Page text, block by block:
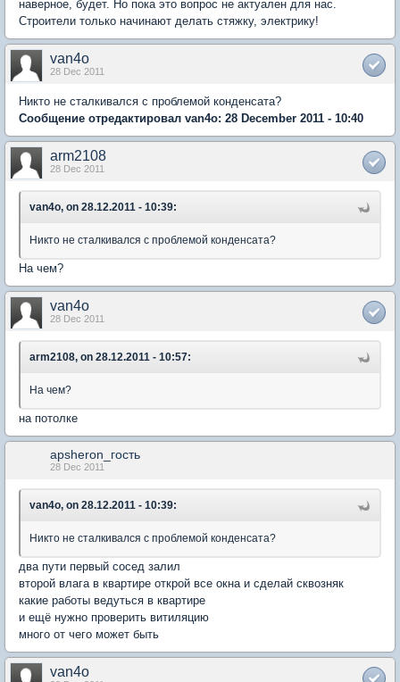
наверное, будет. Но пока это вопрос не актуален для нас.
Строители только начинают делать стяжку, электрику!
van4o
28 Dec 2011
Никто не сталкивался с проблемой конденсата?
Сообщение отредактировал van4o: 28 December 2011 - 10:40
arm2108
28 Dec 2011
van4o, on 28.12.2011 - 10:39:
Никто не сталкивался с проблемой конденсата?
На чем?
van4o
28 Dec 2011
arm2108, on 28.12.2011 - 10:57:
На чем?
на потолке
apsheron_гость
28 Dec 2011
van4o, on 28.12.2011 - 10:39:
Никто не сталкивался с проблемой конденсата?
два пути первый сосед залил
второй влага в квартире открой все окна и сделай сквозняк
какие работы ведуться в квартире
и ещё нужно проверить витиляцию
много от чего может быть
van4o